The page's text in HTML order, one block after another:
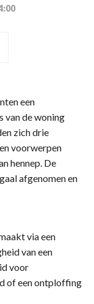
een
van de woning
zich drie
voorwerpen
hennep. De
afgenomen en
via een
van een
voor
of een ontploffing